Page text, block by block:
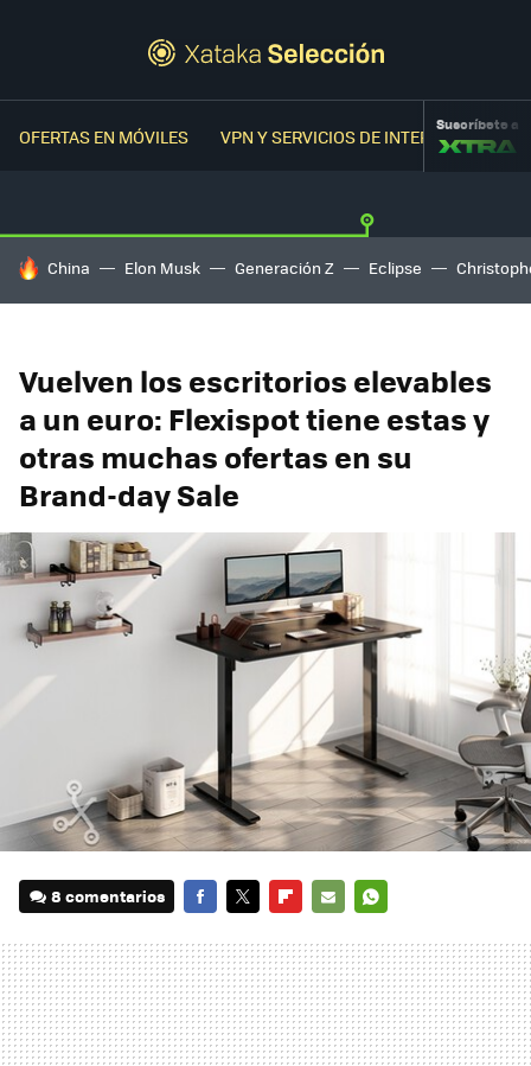
OFERTAS EN MÓVILES VPN Y SERVICIOS DE INTERNETSuscríbete a
HOY SE HABLA DE
China Elon Musk Generación Z Eclipse
Vuelven los escritorios elevables
a un euro: Flexispot tiene estas y
otras muchas ofertas en su
Brand-day Sale
8 comentarios
MAIL